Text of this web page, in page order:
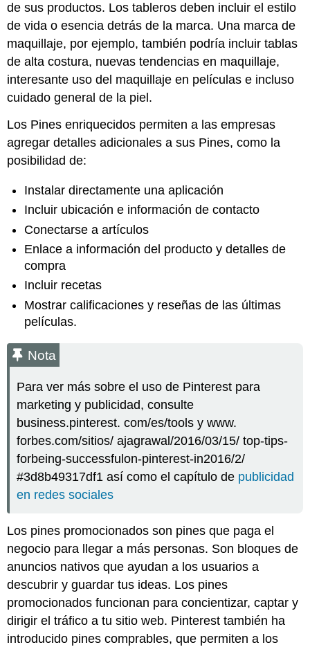
de sus productos. Los tableros deben incluir el estilo
de vida o esencia detrás de la marca. Una marca de
maquillaje, por ejemplo, también podría incluir tablas
de alta costura, nuevas tendencias en maquillaje,
interesante uso del maquillaje en películas e incluso
cuidado general de la piel.
Los Pines enriquecidos permiten a las empresas
agregar detalles adicionales a sus Pines, como la
posibilidad de:
Instalar directamente una aplicación
Incluir ubicación e información de contacto
Conectarse a artículos
Enlace a información del producto y detalles de
compra
Incluir recetas
Mostrar calificaciones y reseñas de las últimas
películas.
Nota
Para ver más sobre el uso de Pinterest para
marketing y publicidad, consulte
business.pinterest. com/es/tools y www.
forbes.com/sitios/ ajagrawal/2016/03/15/ top-tips-
forbeing-successfulon-pinterest-in2016/2/
#3d8b49317df1 así como el capítulo de publicidad
en redes sociales
Los pines promocionados son pines que paga el
negocio para llegar a más personas. Son bloques de
anuncios nativos que ayudan a los usuarios a
descubrir y guardar tus ideas. Los pines
promocionados funcionan para concientizar, captar y
dirigir el tráfico a tu sitio web. Pinterest también ha
introducido pines comprables, que permiten a los